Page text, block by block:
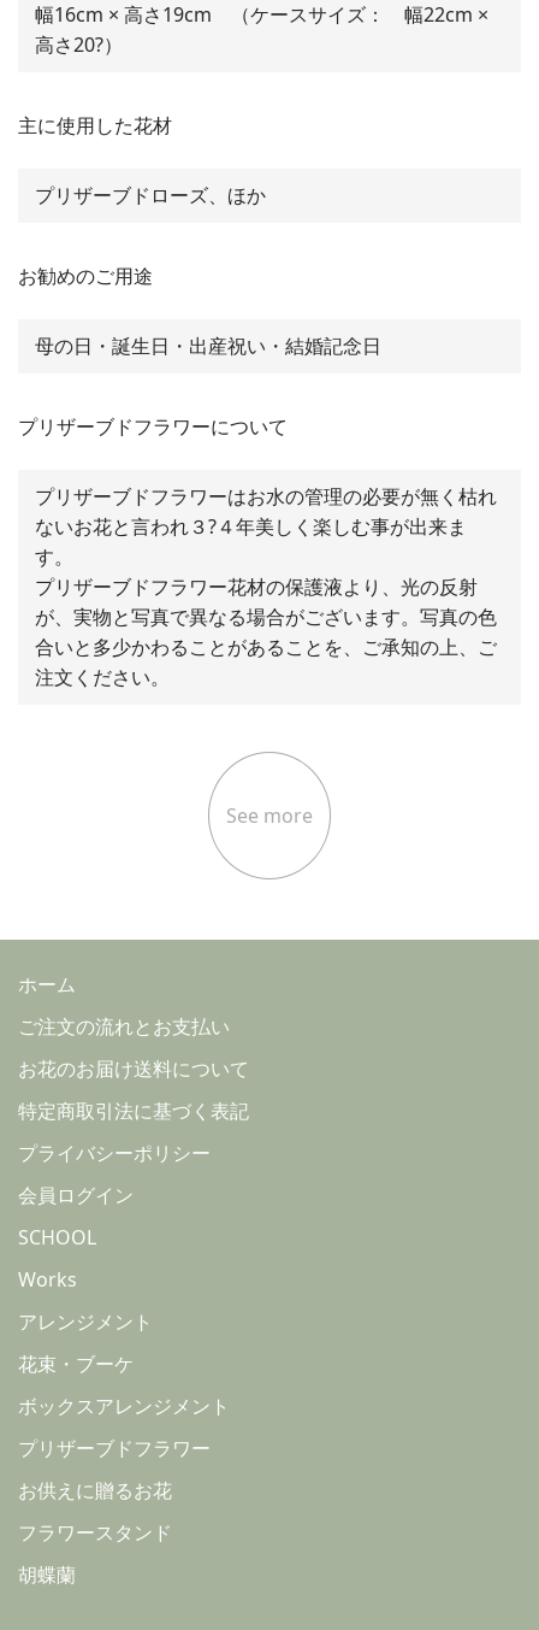
幅16cm × 高さ19cm （ケースサイズ： 幅22cm ×
高さ20?）
主に使用した花材
プリザーブドローズ、ほか
お勧めのご用途
母の日・誕生日・出産祝い・結婚記念日
プリザーブドフラワーについて
プリザーブドフラワーはお水の管理の必要が無く枯れ
ないお花と言われ３?４年美しく楽しむ事が出来ま
す。
プリザーブドフラワー花材の保護液より、光の反射
が、実物と写真で異なる場合がございます。写真の色
合いと多少かわることがあることを、ご承知の上、ご
注文ください。
See more
ホーム
ご注文の流れとお支払い
お花のお届け送料について
特定商取引法に基づく表記
プライバシーポリシー
会員ログイン
SCHOOL
Works
アレンジメント
花束・ブーケ
ボックスアレンジメント
プリザーブドフラワー
お供えに贈るお花
フラワースタンド
胡蝶蘭